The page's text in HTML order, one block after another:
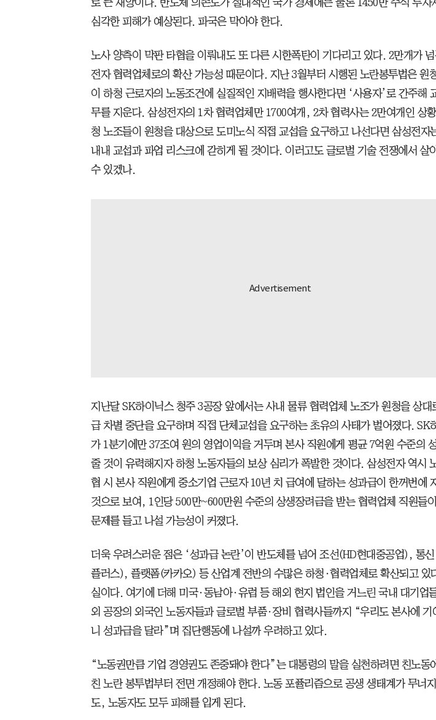
심각한 피해가 예상된다. 파국은 막아야 한다.
노사 양측이 막판 타협을 이뤄내도 또 다른 시한폭탄이 기다리고 있다. 2만개가
전자 협력업체로의 확산 가능성 때문이다. 지난 3월부터 시행된 노란봉투법은 원
이 하청 근로자의 노동조건에 실질적인 지배력을 행사한다면 ‘사용자’로 간주해
무를 지운다. 삼성전자의 1차 협력업체만 1700여개, 2차 협력사는 2만여개인 상
청 노조들이 원청을 대상으로 도미노식 직접 교섭을 요구하고 나선다면 삼성전자
내내 교섭과 파업 리스크에 갇히게 될 것이다. 이러고도 글로벌 기술 전쟁에서 살
수 있겠나.
지난달 SK하이닉스 청주 3공장 앞에서는 사내 물류 협력업체 노조가 원청을 상대
급 차별 중단을 요구하며 직접 단체교섭을 요구하는 초유의 사태가 벌어졌다. SK
가 1분기에만 37조여 원의 영업이익을 거두며 본사 직원에게 평균 7억원 수준의
줄 것이 유력해지자 하청 노동자들의 보상 심리가 폭발한 것이다. 삼성전자 역시
협 시 본사 직원에게 중소기업 근로자 10년 치 급여에 달하는 성과급이 한꺼번에
것으로 보여, 1인당 500만~600만원 수준의 상생장려금을 받는 협력업체 직원들
문제를 들고 나설 가능성이 커졌다.
더욱 우려스러운 점은 ‘성과급 논란’이 반도체를 넘어 조선(HD현대중공업), 통
플러스), 플랫폼(카카오) 등 산업계 전반의 수많은 하청·협력업체로 확산되고 있
실이다. 여기에 더해 미국·동남아·유럽 등 해외 현지 법인을 거느린 국내 대기업
외 공장의 외국인 노동자들과 글로벌 부품·장비 협력사들까지 “우리도 본사에 기
니 성과급을 달라”며 집단행동에 나설까 우려하고 있다.
“노동권만큼 기업 경영권도 존중돼야 한다”는 대통령의 말을 실천하려면 친노동
친 노란 봉투법부터 전면 개정해야 한다. 노동 포퓰리즘으로 공생 생태계가 무너
도, 노동자도 모두 피해를 입게 된다.